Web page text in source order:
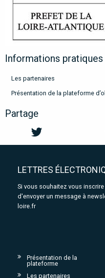
Informations pratiques
Les partenaires
Présentation de la plateforme
Partage
LETTRES
Si vous souhaitez vous
d'envoyer un message à
loire.fr
Présentation de la
plateforme
Les partenaires